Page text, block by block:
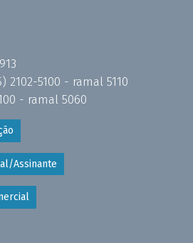
2102-5100 - ramal 5110
- ramal 5060
Assinante